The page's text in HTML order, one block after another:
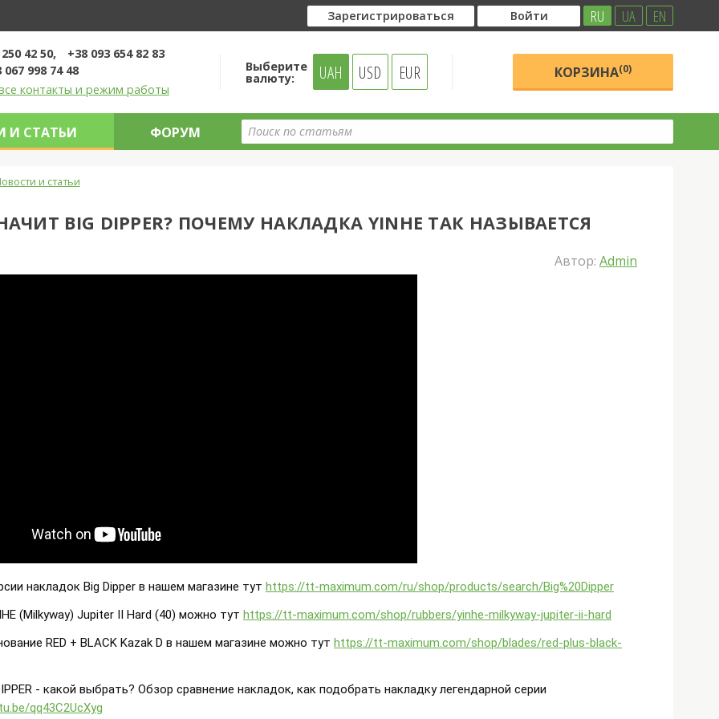
Зарегистрироваться Войти RU UA EN
42 50
+38 093 654 82 83
067 998 74 48
контакты и режим работы
Выберите
валюту: UAH USD EUR КОРЗИНА(0)
И СТАТЬИ ФОРУМ
и статьи
BIG DIPPER? ПОЧЕМУ НАКЛАДКА YINHE ТАК НАЗЫВАЕТСЯ
Автор: Admin
накладок Big Dipper в нашем магазине тут https://tt-maximum.com/ru/shop/products/search/Big%20Dipper
(Milkyway) Jupiter II Hard (40) можно тут https://tt-maximum.com/shop/rubbers/yinhe-milkyway-jupiter-ii-hard
RED + BLACK Kazak D в нашем магазине можно тут https://tt-maximum.com/shop/blades/red-plus-black-
- какой выбрать? Обзор сравнение накладок, как подобрать накладку легендарной серии
qq43C2UcXyg